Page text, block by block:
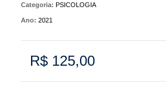
Categoria: PSICOLOGIA
Ano: 2021
R$ 125,00